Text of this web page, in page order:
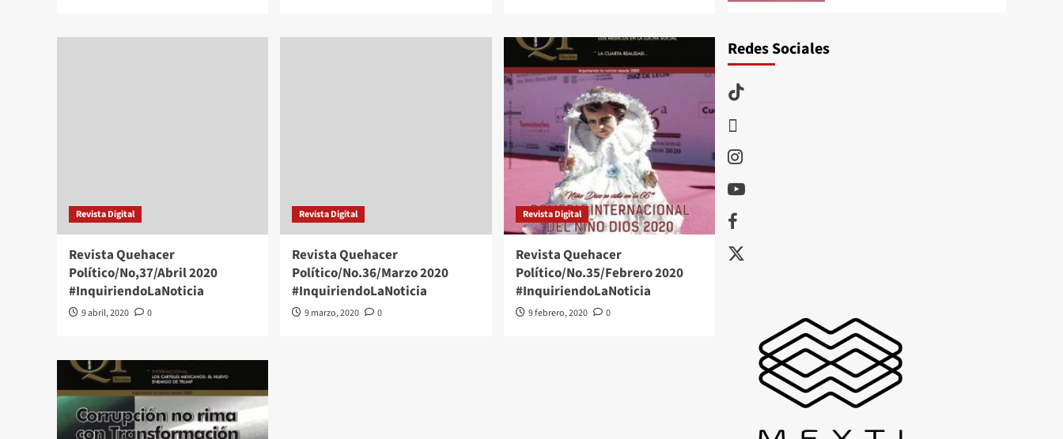
Revista Digital
Revista Quehacer
Político/No,37/Abril 2020
#InquiriendoLaNoticia
9 abril, 2020 0
Revista Digital
Revista Quehacer
Político/No.36/Marzo 2020
#InquiriendoLaNoticia
9 marzo, 2020 0
Revista Digital
Revista Quehacer
Político/No.35/Febrero 2020
#InquiriendoLaNoticia
9 febrero, 2020 0
Redes Sociales
TikTok
Instagram
Youtube
Facebook
X